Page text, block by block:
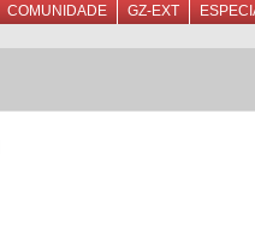
COMUNIDADE GZ-EXT